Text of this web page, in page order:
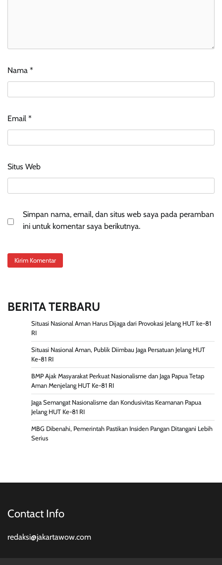
Nama *
Email *
Situs Web
Simpan nama, email, dan situs web saya pada peramban
ini untuk komentar saya berikutnya.
BERITA TERBARU
Situasi Nasional Aman Harus Dijaga dari Provokasi Jelang HUT ke-81
RI
Situasi Nasional Aman, Publik Diimbau Jaga Persatuan Jelang HUT
Ke-81 RI
BMP Ajak Masyarakat Perkuat Nasionalisme dan Jaga Papua Tetap
Aman Menjelang HUT Ke-81 RI
Jaga Semangat Nasionalisme dan Kondusivitas Keamanan Papua
Jelang HUT Ke-81 RI
MBG Dibenahi, Pemerintah Pastikan Insiden Pangan Ditangani Lebih
Serius
Contact Info
redaksi@jakartawow.com